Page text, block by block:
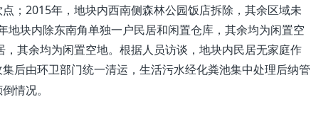
； 2015年，地块内西南侧森林公园饭店拆除，其余区域未
地块内除东南角单独一户民居和闲置仓库，其余均为闲置空
其余均为闲置空地。根据人员访谈，地块内民居无家庭作
后由环卫部门统一清运，生活污水经化粪池集中处理后纳管
倒情况。